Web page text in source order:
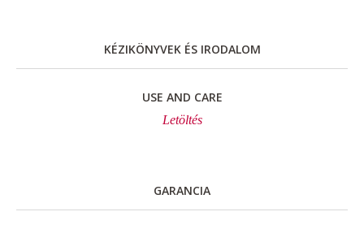
KÉZIKÖNYVEK ÉS IRODALOM
USE AND CARE
Letöltés
GARANCIA